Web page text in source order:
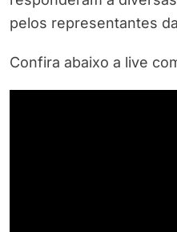
pelos representantes
Confira abaixo a live